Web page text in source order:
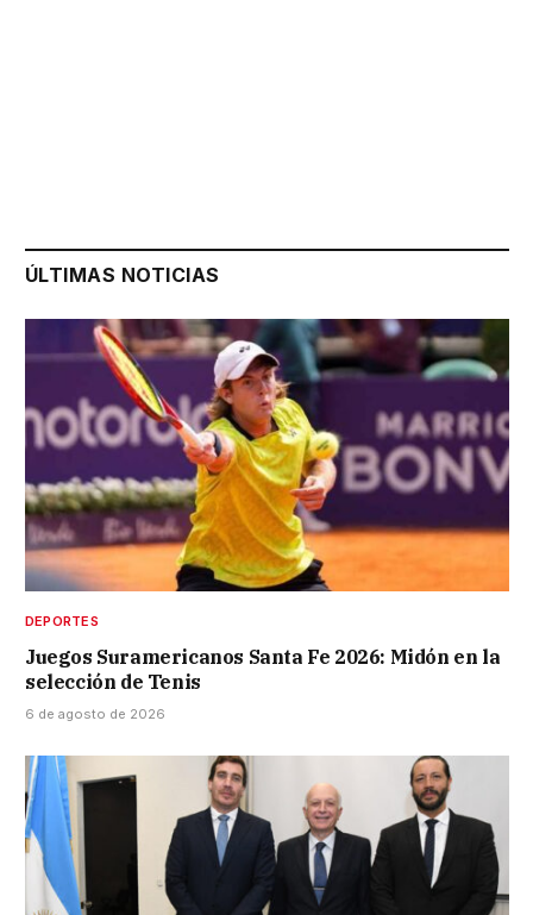
ÚLTIMAS NOTICIAS
DEPORTES
Juegos Suramericanos Santa Fe 2026: Midón en la
selección de Tenis
6 de agosto de 2026